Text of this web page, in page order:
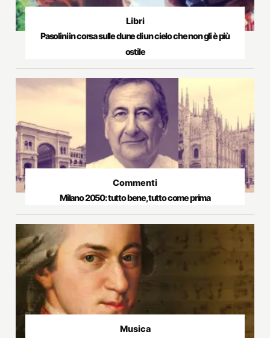
Libri
Pasolini in corsa sulle dune di un cielo che non gli è più
ostile
Commenti
Milano 2050: tutto bene, tutto come prima
Musica